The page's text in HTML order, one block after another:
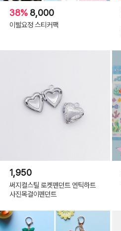
38% 8,000
이빨요정 스티커팩
1,950
써지컬스틸 로켓펜던트 엔틱하트
사진목걸이펜던트